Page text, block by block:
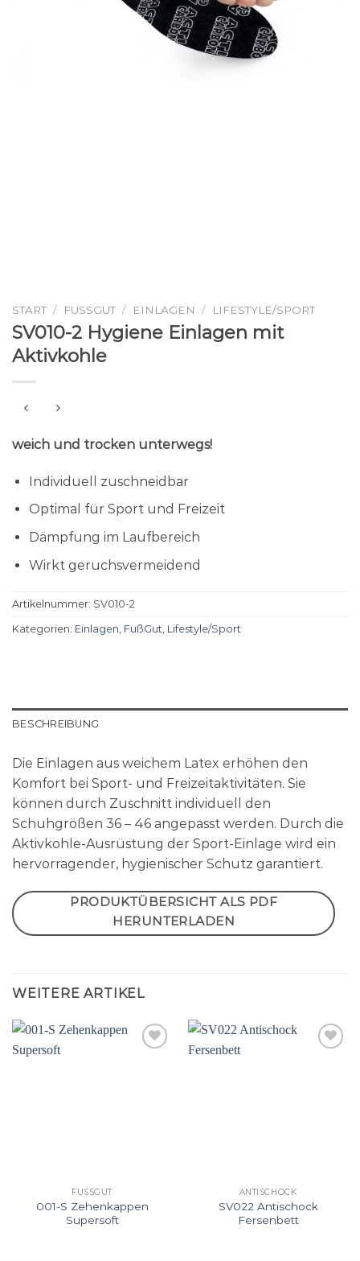
START / FUSSGUT / EINLAGEN / LIFESTYLE/SPORT
SV010-2 Hygiene Einlagen mit
Aktivkohle
weich und trocken unterwegs!
Individuell zuschneidbar
Optimal für Sport und Freizeit
Dämpfung im Laufbereich
Wirkt geruchsvermeidend
Artikelnummer: SV010-2
Kategorien: Einlagen, FußGut, Lifestyle/Sport
BESCHREIBUNG
Die Einlagen aus weichem Latex erhöhen den
Komfort bei Sport- und Freizeitaktivitäten. Sie
können durch Zuschnitt individuell den
Schuhgrößen 36 – 46 angepasst werden. Durch die
Aktivkohle-Ausrüstung der Sport-Einlage wird ein
hervorragender, hygienischer Schutz garantiert.
PRODUKTÜBERSICHT ALS PDF
HERUNTERLADEN
WEITERE ARTIKEL
FUSSGUT
001-S Zehenkappen
Supersoft
ANTISCHOCK
SV022 Antischock
Fersenbett